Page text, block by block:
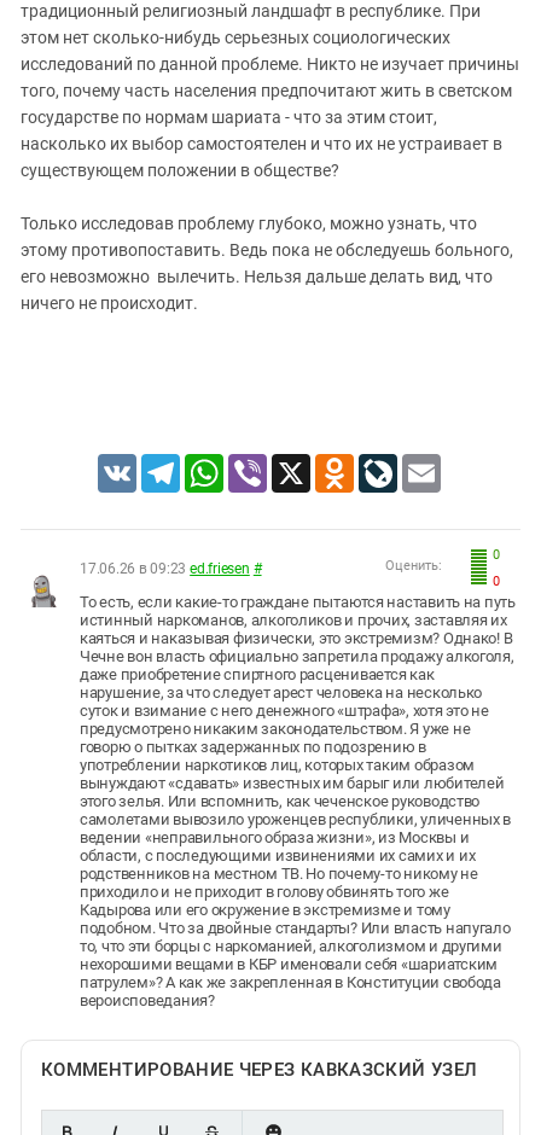
традиционный религиозный ландшафт в республике. При
этом нет сколько-нибудь серьезных социологических
исследований по данной проблеме. Никто не изучает причины
того, почему часть населения предпочитают жить в светском
государстве по нормам шариата - что за этим стоит,
насколько их выбор самостоятелен и что их не устраивает в
существующем положении в обществе?
Только исследовав проблему глубоко, можно узнать, что
этому противопоставить. Ведь пока не обследуешь больного,
его невозможно вылечить. Нельзя дальше делать вид, что
ничего не происходит.
VK TelegramWhatsApp
Viber X Odnoklassniki
LiveJournal
Email
0
0
Оценить:
17.06.26 в 09:23 ed.friesen #
То есть, если какие-то граждане пытаются наставить на путь
истинный наркоманов, алкоголиков и прочих, заставляя их
каяться и наказывая физически, это экстремизм? Однако! В
Чечне вон власть официально запретила продажу алкоголя,
даже приобретение спиртного расценивается как
нарушение, за что следует арест человека на несколько
суток и взимание с него денежного «штрафа», хотя это не
предусмотрено никаким законодательством. Я уже не
говорю о пытках задержанных по подозрению в
употреблении наркотиков лиц, которых таким образом
вынуждают «сдавать» известных им барыг или любителей
этого зелья. Или вспомнить, как чеченское руководство
самолетами вывозило уроженцев республики, уличенных в
ведении «неправильного образа жизни», из Москвы и
области, с последующими извинениями их самих и их
родственников на местном ТВ. Но почему-то никому не
приходило и не приходит в голову обвинять того же
Кадырова или его окружение в экстремизме и тому
подобном. Что за двойные стандарты? Или власть напугало
то, что эти борцы с наркоманией, алкоголизмом и другими
нехорошими вещами в КБР именовали себя «шариатским
патрулем»? А как же закрепленная в Конституции свобода
вероисповедания?
КОММЕНТИРОВАНИЕ ЧЕРЕЗ КАВКАЗСКИЙ УЗЕЛ